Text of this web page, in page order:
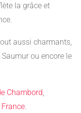
la grâce et
aussi charmants,
ou encore le
Chambord,
.